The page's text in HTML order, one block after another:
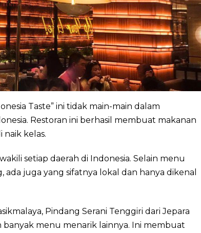
Taste” ini tidak main-main dalam
Restoran ini berhasil membuat makanan
kelas.
setiap daerah di Indonesia. Selain menu
juga yang sifatnya lokal dan hanya dikenal
Pindang Serani Tenggiri dari Jepara
banyak menu menarik lainnya. Ini membuat